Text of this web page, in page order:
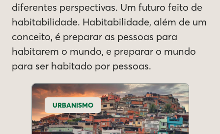
diferentes perspectivas. Um futuro feito de
habitabilidade. Habitabilidade, além de um
conceito, é preparar as pessoas para
habitarem o mundo, e preparar o mundo
para ser habitado por pessoas.
URBANISMO